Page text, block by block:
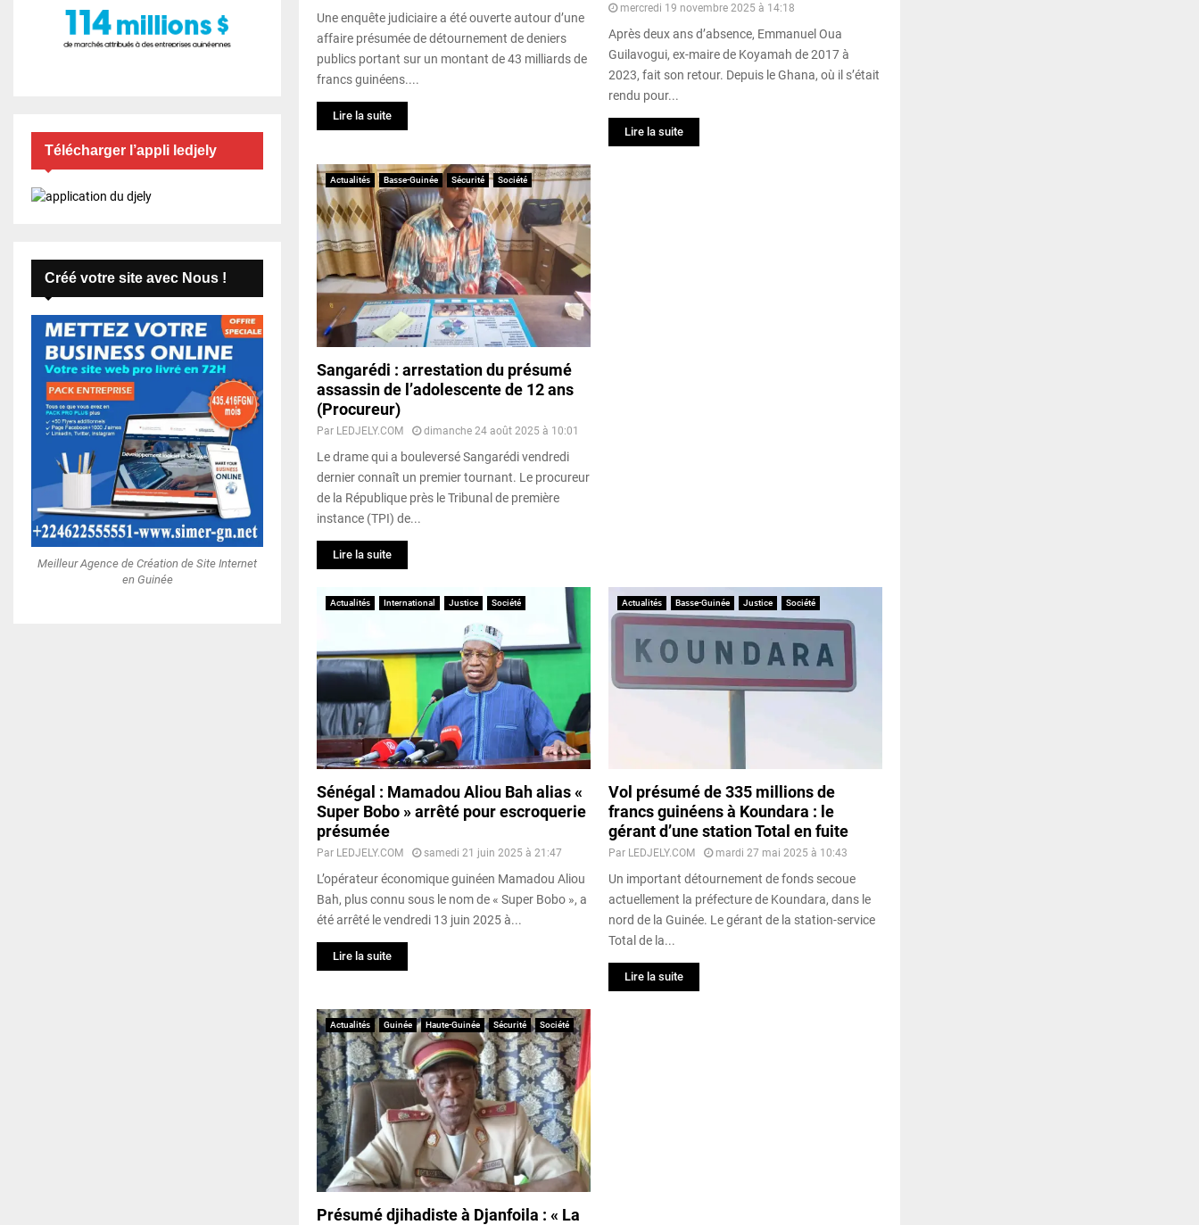
Une enquête judiciaire a été ouverte autour d’une
affaire présumée de détournement de deniers
publics portant sur un montant de 43 milliards de
francs guinéens....
Lire la suite
mercredi 19 novembre 2025 à 14:18
Après deux ans d’absence, Emmanuel Oua
Guilavogui, ex-maire de Koyamah de 2017 à
2023, fait son retour. Depuis le Ghana, où il s’était
rendu pour...
Lire la suite
Actualités Basse-Guinée Sécurité Société
Sangarédi : arrestation du présumé
assassin de l’adolescente de 12 ans
(Procureur)
Par LEDJELY.COM dimanche 24 août 2025 à 10:01
Le drame qui a bouleversé Sangarédi vendredi
dernier connaît un premier tournant. Le procureur
de la République près le Tribunal de première
instance (TPI) de...
Lire la suite
Actualités International Justice Société
Sénégal : Mamadou Aliou Bah alias «
Super Bobo » arrêté pour escroquerie
présumée
Par LEDJELY.COM samedi 21 juin 2025 à 21:47
L’opérateur économique guinéen Mamadou Aliou
Bah, plus connu sous le nom de « Super Bobo », a
été arrêté le vendredi 13 juin 2025 à...
Lire la suite
Actualités Basse-Guinée Justice Société
Vol présumé de 335 millions de
francs guinéens à Koundara : le
gérant d’une station Total en fuite
Par LEDJELY.COM mardi 27 mai 2025 à 10:43
Un important détournement de fonds secoue
actuellement la préfecture de Koundara, dans le
nord de la Guinée. Le gérant de la station-service
Total de la...
Lire la suite
Actualités Guinée Haute-Guinée Sécurité Société
Présumé djihadiste à Djanfoila : « La
Télécharger l’appli ledjely
Créé votre site avec Nous !
Meilleur Agence de Création de Site Internet
en Guinée